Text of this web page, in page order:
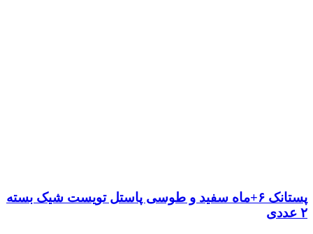
پستانک ۶+ماه سفید و طوسی پاستل تویست شیک بسته
۲ عددی